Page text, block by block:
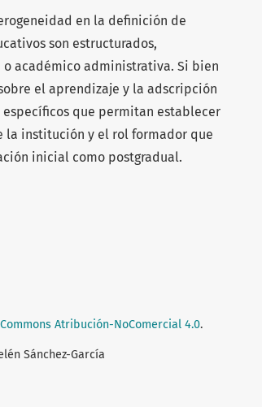
en la definición de
son estructurados,
académico administrativa. Si bien
el aprendizaje y la adscripción
que permitan establecer
la institución y el rol formador que
inicial como postgradual.
Atribución-NoComercial 4.0.
Sánchez-García